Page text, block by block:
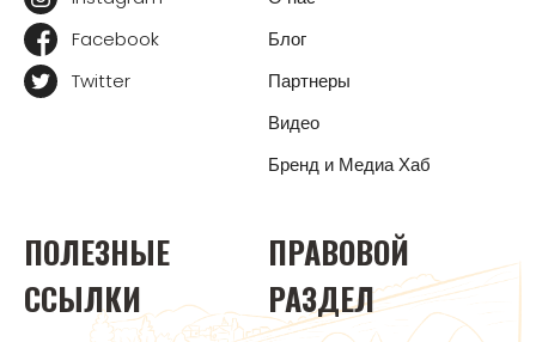
Facebook
Twitter
Блог
Партнеры
Видео
Бренд и Медиа Хаб
ПОЛЕЗНЫЕ
ССЫЛКИ
ПРАВОВОЙ
РАЗДЕЛ